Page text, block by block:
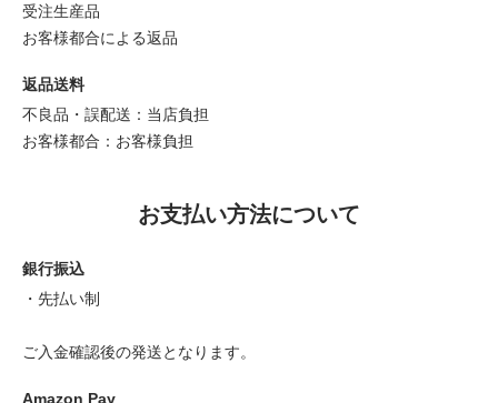
受注生産品
お客様都合による返品
返品送料
不良品・誤配送：当店負担
お客様都合：お客様負担
お支払い方法について
銀行振込
・先払い制
ご入金確認後の発送となります。
Amazon Pay